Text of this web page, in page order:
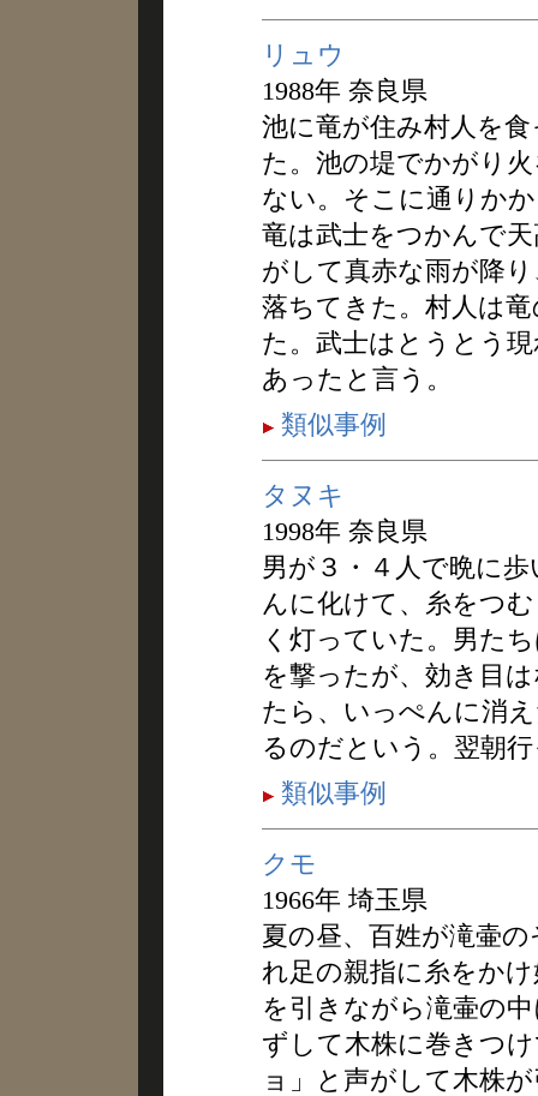
リュウ
1988年 奈良県
池に竜が住み村人を
た。池の堤でかがり
ない。そこに通りか
竜は武士をつかんで
がして真赤な雨が降
落ちてきた。村人は
た。武士はとうとう
あったと言う。
類似事例
タヌキ
1998年 奈良県
男が３・４人で晩に
んに化けて、糸をつ
く灯っていた。男た
を撃ったが、効き目
たら、いっぺんに消
るのだという。翌朝
類似事例
クモ
1966年 埼玉県
夏の昼、百姓が滝壷
れ足の親指に糸をか
を引きながら滝壷の
ずして木株に巻きつ
ョ」と声がして木株